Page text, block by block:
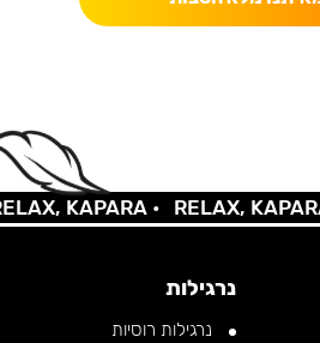
KAPARA • RELAX, KAPARA •
נרגילות
נרגילות רוסיות